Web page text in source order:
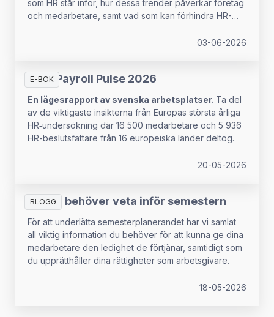
som HR står inför, hur dessa trender påverkar företag
och medarbetare, samt vad som kan förhindra HR-
03-06-2026
E-BOK
HR & Payroll Pulse 2026
En lägesrapport av svenska arbetsplatser. Ta del
av de viktigaste insikterna från Europas största årliga
HR‑undersökning där 16 500 medarbetare och 5 936
HR-beslutsfattare från 16 europeiska länder deltog.
20-05-2026
BLOGG
Allt du behöver veta inför semestern
För att underlätta semesterplanerandet har vi samlat
all viktig information du behöver för att kunna ge dina
medarbetare den ledighet de förtjänar, samtidigt som
du upprätthåller dina rättigheter som arbetsgivare.
18-05-2026